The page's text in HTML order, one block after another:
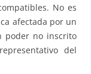
No es
afectada por un
poder no inscrito
del